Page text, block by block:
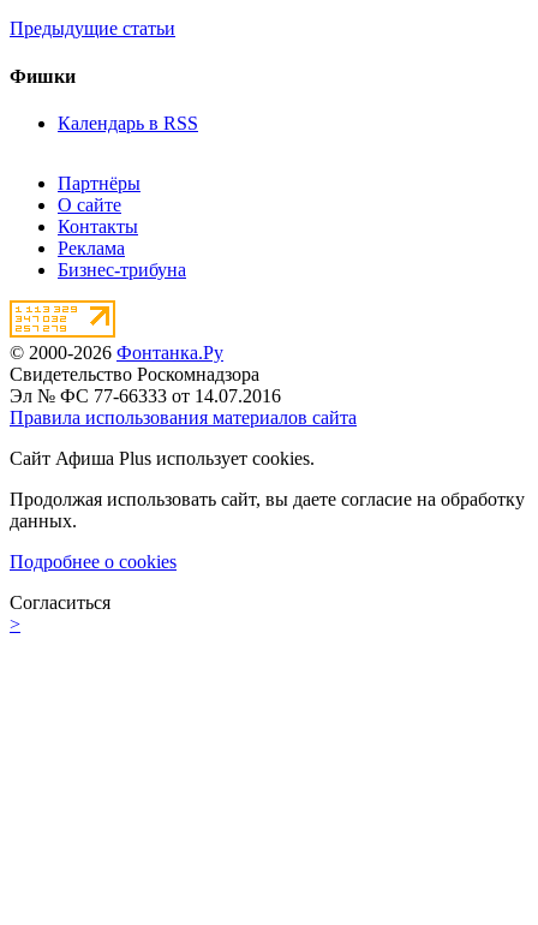
Предыдущие статьи
Фишки
Календарь в RSS
Партнёры
О сайте
Контакты
Реклама
Бизнес-трибуна
© 2000-2026 Фонтанка.Ру
Свидетельство Роскомнадзора
Эл № ФС 77-66333 от 14.07.2016
Правила использования материалов сайта
Сайт Афиша Plus использует cookies.
Продолжая использовать сайт, вы даете согласие на обработку
данных.
Подробнее о cookies
Согласиться
>